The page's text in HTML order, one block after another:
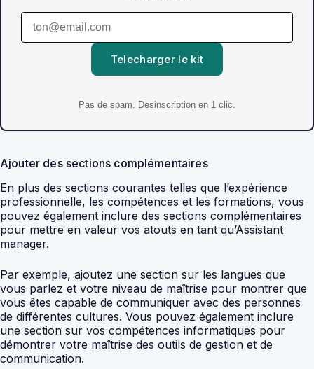
Telecharger le kit
Pas de spam. Desinscription en 1 clic.
Ajouter des sections complémentaires
En plus des sections courantes telles que l’expérience
professionnelle, les compétences et les formations, vous
pouvez également inclure des sections complémentaires
pour mettre en valeur vos atouts en tant qu’Assistant
manager.
Par exemple, ajoutez une section sur les langues que
vous parlez et votre niveau de maîtrise pour montrer que
vous êtes capable de communiquer avec des personnes
de différentes cultures. Vous pouvez également inclure
une section sur vos compétences informatiques pour
démontrer votre maîtrise des outils de gestion et de
communication.